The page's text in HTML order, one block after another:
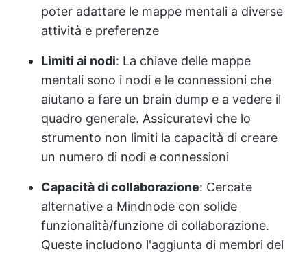
poter adattare le mappe mentali a diverse
attività e preferenze
Limiti ai nodi: La chiave delle mappe
mentali sono i nodi e le connessioni che
aiutano a fare un brain dump e a vedere il
quadro generale. Assicuratevi che lo
strumento non limiti la capacità di creare
un numero di nodi e connessioni
Capacità di collaborazione: Cercate
alternative a Mindnode con solide
funzionalità/funzione di collaborazione.
Queste includono l'aggiunta di membri del